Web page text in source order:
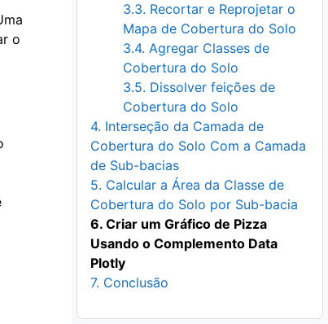
3.3. Recortar e Reprojetar o
Mapa de Cobertura do Solo
3.4. Agregar Classes de
Cobertura do Solo
3.5. Dissolver feições de
Cobertura do Solo
4. Interseção da Camada de
Cobertura do Solo Com a Camada
de Sub-bacias
5. Calcular a Área da Classe de
Cobertura do Solo por Sub-bacia
6. Criar um Gráfico de Pizza
Usando o Complemento Data
Plotly
7. Conclusão
o